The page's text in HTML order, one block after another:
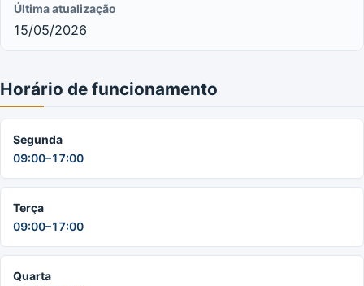
Última atualização
15/05/2026
Horário de funcionamento
Segunda
09:00–17:00
Terça
09:00–17:00
Quarta